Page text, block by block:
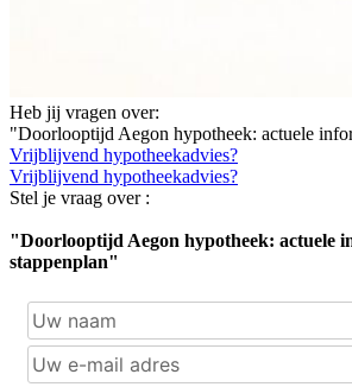
Heb jij vragen over:
"Doorlooptijd Aegon hypotheek: actuele
Vrijblijvend hypotheekadvies?
Vrijblijvend hypotheekadvies?
Stel je vraag over :
"Doorlooptijd Aegon hypotheek: actuele
stappenplan"